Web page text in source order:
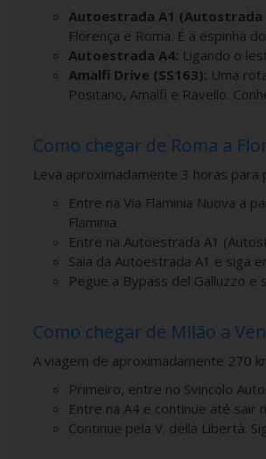
Autoestrada A1 (Autostrada
Florença e Roma. É a espinha
Autoestrada A4: Ligando o
Amalfi Drive (SS163): Uma
Positano, Amalfi e Ravello.
Como chegar de Roma a
Leva aproximadamente 3 horas
Entre na Via Flaminia Nuova a
Flaminia.
Entre na Autoestrada A1
Saia da Autoestrada A1 e siga
Pegue a Bypass del Galluzzo e
Como chegar de Milão a
A viagem de aproximadamente 270
Primeiro, entre no Svincolo
Entre na A4 e continue até sair
Continue pela V. della Libertà.